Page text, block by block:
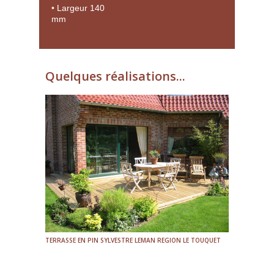
Largeur 140
mm
Quelques réalisations...
TERRASSE EN PIN SYLVESTRE LEMAN REGION LE TOUQUET